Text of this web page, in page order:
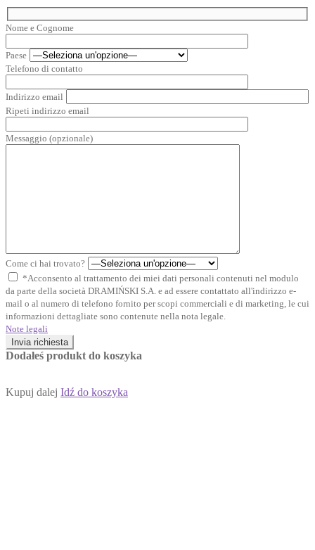
Nome e Cognome
Paese
Telefono di contatto
Indirizzo email
Ripeti indirizzo email
Messaggio (opzionale)
Come ci hai trovato?
*Acconsento al trattamento dei miei dati personali contenuti nel modulo
da parte della società DRAMIŃSKI S.A. e ad essere contattato all'indirizzo e-
mail o al numero di telefono fornito per scopi commerciali e di marketing, le cui
informazioni dettagliate sono contenute nella nota legale.
Note legali
Invia richiesta
Dodałeś produkt do koszyka
Kupuj dalej Idź do koszyka